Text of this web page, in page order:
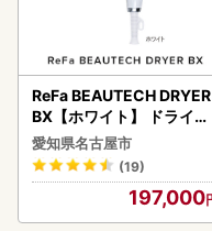
ReFa BEAUTECH DRYER
BX【ホワイト】 ドライヤ
ー 美容 家電 ドライヤー リ
ファ
愛知県名古屋市
(19)
197,000